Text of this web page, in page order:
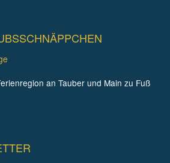
an Tauber und Main zu Fuß